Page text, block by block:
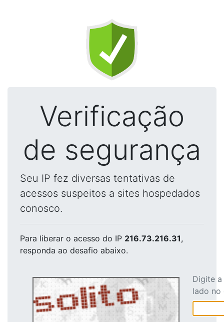
Verificação
de segurança
Seu IP fez diversas tentativas de
acessos suspeitos a sites hospedados
conosco.
Para liberar o acesso do IP 216.73.216.31,
responda ao desafio abaixo.
Digite
lado no